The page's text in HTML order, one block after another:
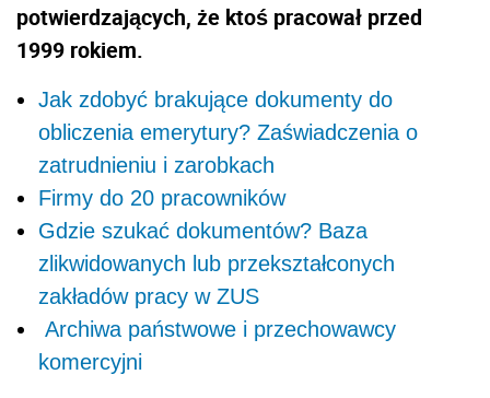
potwierdzających, że ktoś pracował przed
1999 rokiem.
Jak zdobyć brakujące dokumenty do
obliczenia emerytury? Zaświadczenia o
zatrudnieniu i zarobkach
Firmy do 20 pracowników
Gdzie szukać dokumentów? Baza
zlikwidowanych lub przekształconych
zakładów pracy w ZUS
Archiwa państwowe i przechowawcy
komercyjni